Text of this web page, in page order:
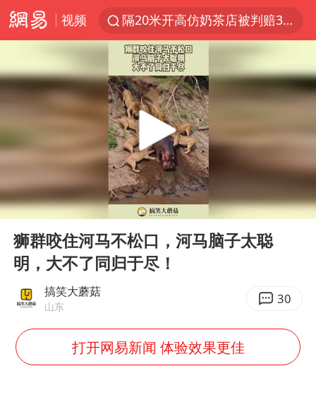
视频
隔20米开高仿奶茶店被判赔35万元
新疆景区自驾服务费改为按车收费
多家A股公司收到美国关税退款
直击东北超：哈尔滨vs通辽
香港宏福苑火灾或由烟头引起
白海豚将正面袭击贯穿浙江
酒店回应车内过夜被收150元
郑丽文：台湾从来没有“独立”过
梁家辉百花奖演讲落泪
Play
00:00 00:10
狮群咬住河马不松口，河马脑子太聪
明，大不了同归于尽！
搞笑大蘑菇
山东 30
打开网易新闻 体验效果更佳